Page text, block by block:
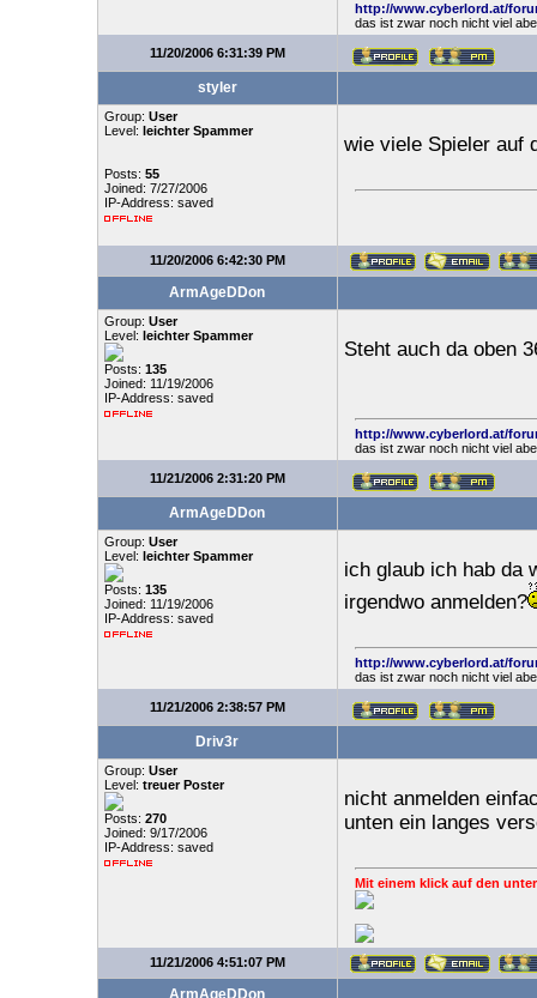
http://www.cyberlord.at/
das ist zwar noch nicht viel
11/20/2006 6:31:39 PM
styler
Group: User
Level: leichter Spammer
Posts: 55
Joined: 7/27/2006
IP-Address: saved
wie viele Spieler auf
11/20/2006 6:42:30 PM
ArmAgeDDon
Group: User
Level: leichter Spammer
Posts: 135
Joined: 11/19/2006
IP-Address: saved
Steht auch da oben
http://www.cyberlord.at/
das ist zwar noch nicht viel
11/21/2006 2:31:20 PM
ArmAgeDDon
Group: User
Level: leichter Spammer
Posts: 135
Joined: 11/19/2006
IP-Address: saved
ich glaub ich hab da
irgendwo anmelden?
http://www.cyberlord.at/
das ist zwar noch nicht viel
11/21/2006 2:38:57 PM
Driv3r
Group: User
Level: treuer Poster
Posts: 270
Joined: 9/17/2006
IP-Address: saved
nicht anmelden
unten ein langes
Mit einem klick auf den
11/21/2006 4:51:07 PM
ArmAgeDDon